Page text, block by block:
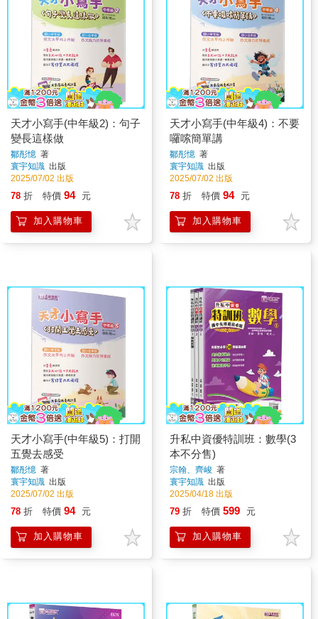
天才小寫手(中年級2)：句子
變長這樣做
鄒彤憶 著
寰宇知識 出版
2025/07/02 出版
78 折 特價 94 元
加入購物車
天才小寫手(中年級4)：不要
囉嗦簡單講
鄒彤憶 著
寰宇知識 出版
2025/07/02 出版
78 折 特價 94 元
加入購物車
天才小寫手(中年級5)：打開
五覺去感受
鄒彤憶 著
寰宇知識 出版
2025/07/02 出版
78 折 特價 94 元
加入購物車
升私中資優特訓班：數學(3
本不分售)
宗翰、齊峻 著
寰宇知識 出版
2025/04/18 出版
79 折 特價 599 元
加入購物車